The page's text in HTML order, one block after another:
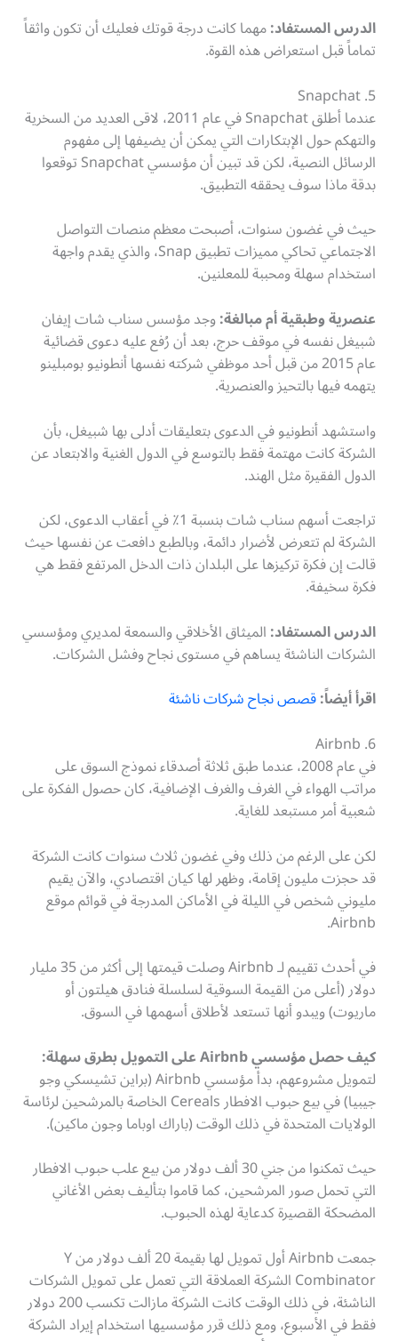
الدرس المستفاد:مهما كانت درجة قوتك فعليك أن تكون واثقاً
تماماً قبل استعراض هذه القوة.
Snapchat .5
عندما أطلق Snapchat في عام 2011، لاقى العديد من السخرية
والتهكم حول الإبتكارات التي يمكن أن يضيفها إلى مفهوم
الرسائل النصية، لكن قد تبين أن مؤسسي Snapchat توقعوا
بدقة ماذا سوف يحققه التطبيق.
حيث في غضون سنوات، أصبحت معظم منصات التواصل
الاجتماعي تحاكي مميزات تطبيق Snap، والذي يقدم واجهة
استخدام سهلة ومحببة للمعلنين.
عنصرية وطبقية أم مبالغة:وجد مؤسس سناب شات إيفان
شبيغل نفسه في موقف حرج، بعد أن رُفع عليه دعوى قضائية
عام 2015 من قبل أحد موظفي شركته نفسها أنطونيو بومبلينو
يتهمه فيها بالتحيز والعنصرية.
واستشهد أنطونيو في الدعوى بتعليقات أدلى بها شبيغل، بأن
الشركة كانت مهتمة فقط بالتوسع في الدول الغنية والابتعاد عن
الدول الفقيرة مثل الهند.
تراجعت أسهم سناب شات بنسبة 1٪ في أعقاب الدعوى، لكن
الشركة لم تتعرض لأضرار دائمة، وبالطبع دافعت عن نفسها حيث
قالت إن فكرة تركيزها على البلدان ذات الدخل المرتفع فقط هي
فكرة سخيفة.
الدرس المستفاد:الميثاق الأخلاقي والسمعة لمديري ومؤسسي
الشركات الناشئة يساهم في مستوى نجاح وفشل الشركات.
اقرأ أيضاً:قصص نجاح شركات ناشئة
Airbnb .6
في عام 2008، عندما طبق ثلاثة أصدقاء نموذج السوق على
مراتب الهواء في الغرف والغرف الإضافية، كان حصول الفكرة على
شعبية أمر مستبعد للغاية.
لكن على الرغم من ذلك وفي غضون ثلاث سنوات كانت الشركة
قد حجزت مليون إقامة، وظهر لها كيان اقتصادي، والآن يقيم
مليوني شخص في الليلة في الأماكن المدرجة في قوائم موقع
Airbnb.
في أحدث تقييم لـ Airbnb وصلت قيمتها إلى أكثر من 35 مليار
دولار (أعلى من القيمة السوقية لسلسلة فنادق هيلتون أو
ماريوت) ويبدو أنها تستعد لأطلاق أسهمها في السوق.
كيف حصل مؤسسي Airbnb على التمويل بطرق سهلة:
لتمويل مشروعهم، بدأ مؤسسي Airbnb (براين تشيسكي وجو
جيبيا) في بيع حبوب الافطار Cereals الخاصة بالمرشحين لرئاسة
الولايات المتحدة في ذلك الوقت (باراك اوباما وجون ماكين).
حيث تمكنوا من جني 30 ألف دولار من بيع علب حبوب الافطار
التي تحمل صور المرشحين، كما قاموا بتأليف بعض الأغاني
المضحكة القصيرة كدعاية لهذه الحبوب.
جمعت Airbnb أول تمويل لها بقيمة 20 ألف دولار من Y
Combinator الشركة العملاقة التي تعمل على تمويل الشركات
الناشئة، في ذلك الوقت كانت الشركة مازالت تكسب 200 دولار
فقط في الأسبوع، ومع ذلك قرر مؤسسيها استخدام إيراد الشركة